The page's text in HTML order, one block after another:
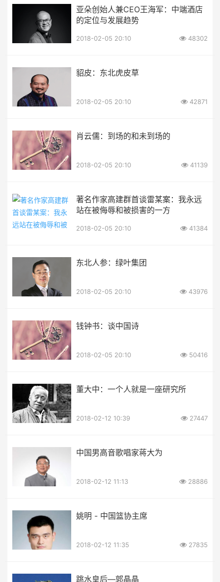
亚朵创始人兼CEO王海军：中端酒店
的定位与发展趋势
2018-02-05 20:10 48302
貂皮：东北虎皮草
2018-02-05 20:10 42871
肖云儒：到场的和未到场的
2018-02-05 20:10 41139
著名作家高建群首谈雷某案：我永远
站在被侮辱和被损害的一方
2018-02-05 20:10 41384
东北人参：绿叶集团
2018-02-05 20:10 43976
钱钟书：谈中国诗
2018-02-05 20:10 50416
董大中：一个人就是一座研究所
2018-02-12 10:39 27447
中国男高音歌唱家蒋大为
2018-02-12 11:13 28886
姚明 - 中国篮协主席
2018-02-12 11:35 27835
跳水皇后—郭晶晶